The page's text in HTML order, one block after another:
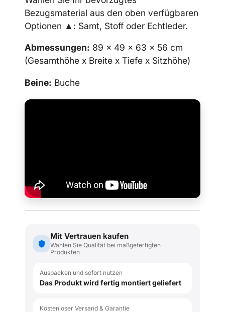
Bezugsmaterial aus den oben verfügbaren
Optionen ▲: Samt, Stoff oder Echtleder.
Abmessungen: 89 x 49 x 63 x 56 cm
(Gesamthöhe x Breite x Tiefe x Sitzhöhe)
Beine: Buche
Mit Vertrauen kaufen
Wählen Sie Qualität bei maßgefertigten
Produkten
Auspacken und sofort nutzen
Das Produkt wird fertig montiert geliefert
Kostenloser Versand & Garantie